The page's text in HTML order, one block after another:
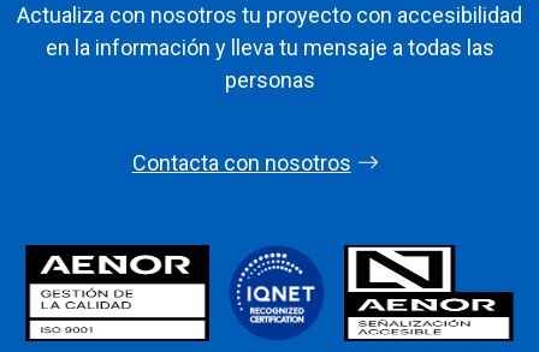
Actualiza con nosotros tu proyecto con accesibilidad
en la información y lleva tu mensaje a todas las
personas
Contacta con nosotros